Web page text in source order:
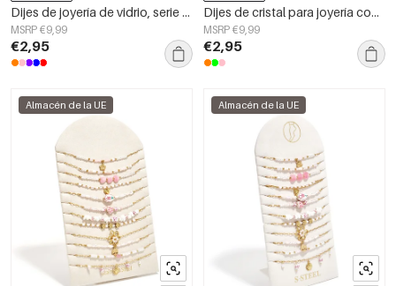
Dijes de joyería de vidrio, serie casual y romántica para el día a día.
MSRP €9,99
€2,95
Dijes de cristal para joyería con diseño de peces, ideales para vacaciones o para disfrutar de la playa. Serie romántica para mujer.
MSRP €9,99
€2,95
Almacén de la UE Almacén de la UE